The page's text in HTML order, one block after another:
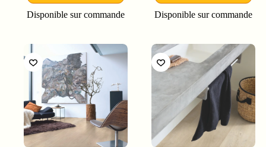
Disponible sur commande Disponible sur commande